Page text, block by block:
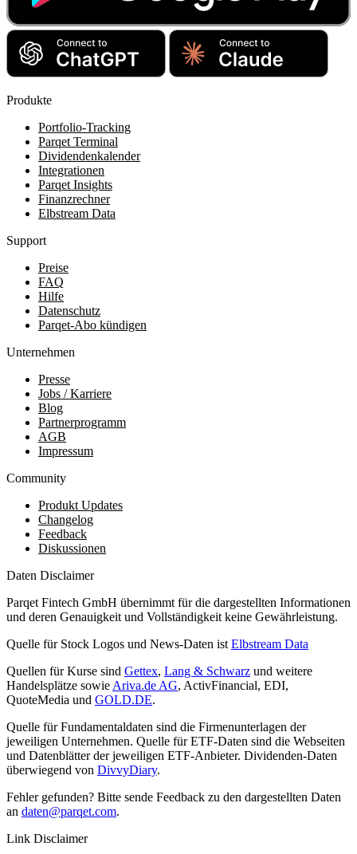
Produkte
Portfolio-Tracking
Parqet Terminal
Dividendenkalender
Integrationen
Parqet Insights
Finanzrechner
Elbstream Data
Support
Preise
FAQ
Hilfe
Datenschutz
Parqet-Abo kündigen
Unternehmen
Presse
Jobs / Karriere
Blog
Partnerprogramm
AGB
Impressum
Community
Produkt Updates
Changelog
Feedback
Diskussionen
Daten Disclaimer
Parqet Fintech GmbH übernimmt für die dargestellten Informationen
und deren Genauigkeit und Vollständigkeit keine Gewährleistung.
Quelle für Stock Logos und News-Daten ist Elbstream Data
Quellen für Kurse sind Gettex, Lang & Schwarz und weitere
Handelsplätze sowie Ariva.de AG, ActivFinancial, EDI,
QuoteMedia und GOLD.DE.
Quelle für Fundamentaldaten sind die Firmenunterlagen der
jeweiligen Unternehmen. Quelle für ETF-Daten sind die Webseiten
und Datenblätter der jeweiligen ETF-Anbieter. Dividenden-Daten
überwiegend von DivvyDiary.
Fehler gefunden? Bitte sende Feedback zu den dargestellten Daten
an daten@parqet.com.
Link Disclaimer